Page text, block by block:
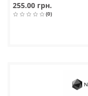
255.00 грн.
(0)